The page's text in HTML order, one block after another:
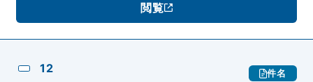
閲覧
12 件名